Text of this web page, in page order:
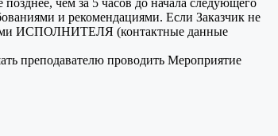
и рекомендациями. Если Заказчик не
ИСПОЛНИТЕЛЯ (контактные данные
преподавателю проводить Мероприятие